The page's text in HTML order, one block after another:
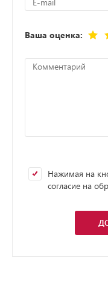
Ваша оценка:
Нажимая на
согласие на